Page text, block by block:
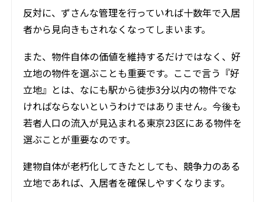
反対に、ずさんな管理を行っていれば十数年で入居
者から見向きもされなくなってしまいます。
また、物件自体の価値を維持するだけではなく、好
立地の物件を選ぶことも重要です。ここで言う『好
立地』とは、なにも駅から徒歩3分以内の物件でな
ければならないというわけではありません。今後も
若者人口の流入が見込まれる東京23区にある物件を
選ぶことが重要なのです。
建物自体が老朽化してきたとしても、競争力のある
立地であれば、入居者を確保しやすくなります。